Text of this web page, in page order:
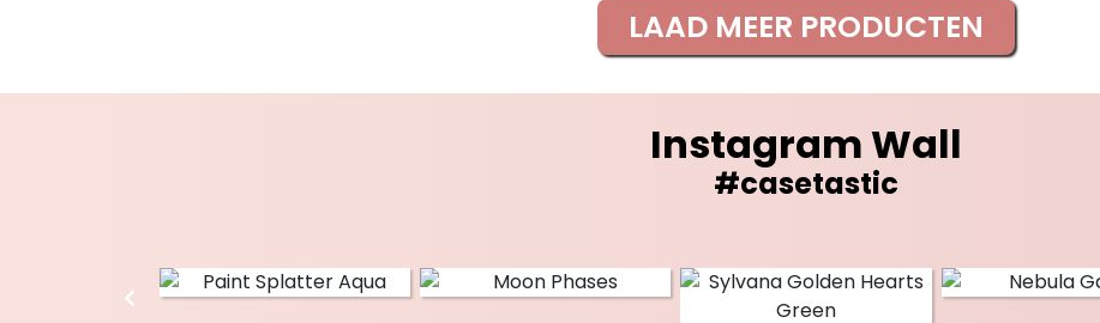
LAAD MEER PRODUCTEN
Instagram Wall
#casetastic